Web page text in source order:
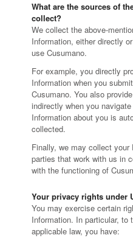
What are the sources of
collect?
We collect the above-
Information, either directly
use Cusumano.
For example, you directly
Information when you
Cusumano. You also
indirectly when you
Information about you is
collected.
Finally, we may collect
parties that work with us in
with the functioning of
Your privacy rights under
You may exercise certain
Information. In particular, to
applicable law, you have: